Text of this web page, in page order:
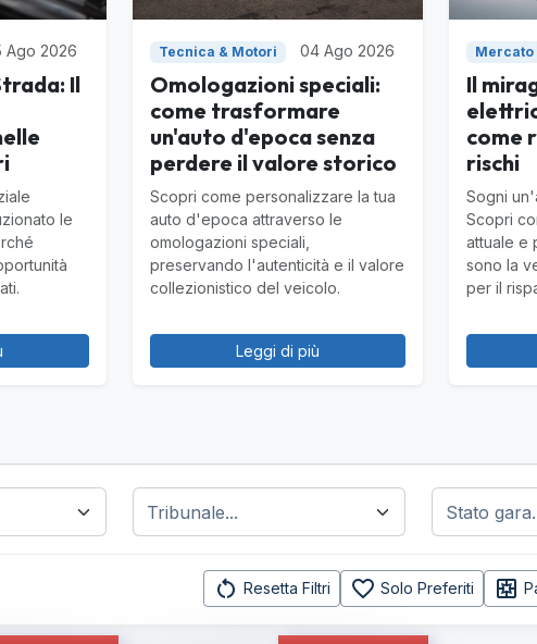
Ago 2026
Il
le
Tecnica & Motori 04 Ago 2026
Omologazioni speciali:
come trasformare
un'auto d'epoca senza
perdere il valore storico
Scopri come personalizzare la tua
auto d'epoca attraverso le
omologazioni speciali,
preservando l'autenticità e il valore
collezionistico del veicolo.
Leggi di più
Mercato
Il
come
rischi
Sogni
Scopri
attuale e
sono la
per il
restart_alt Resetta Filtri favorite_border Solo Preferiti pages